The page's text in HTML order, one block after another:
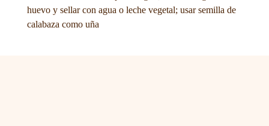
huevo y sellar con agua o leche vegetal; usar semilla de
calabaza como uña